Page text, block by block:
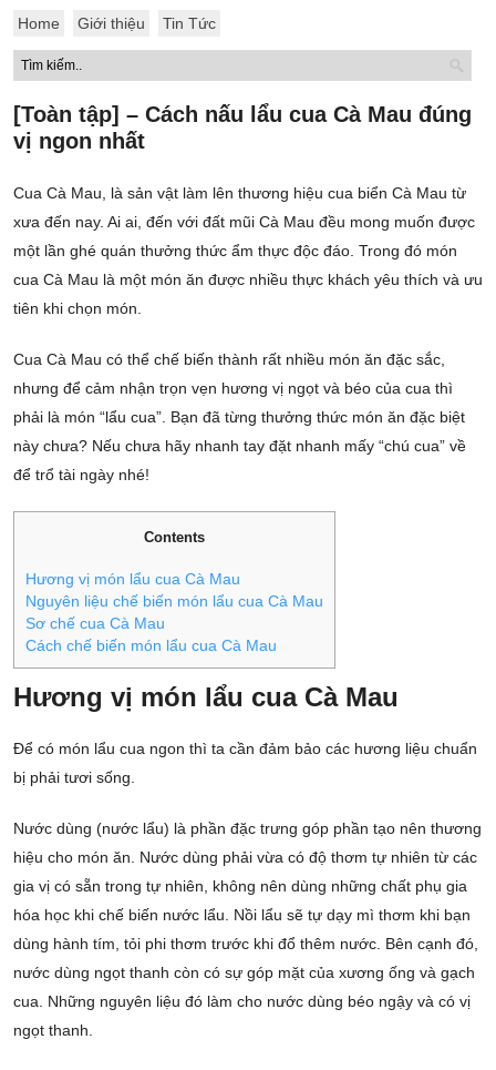
Home Giới thiệu Tin Tức
[Toàn tập] – Cách nấu lẩu cua Cà Mau đúng
vị ngon nhất
Cua Cà Mau, là sản vật làm lên thương hiệu cua biển Cà Mau từ
xưa đến nay. Ai ai, đến với đất mũi Cà Mau đều mong muốn được
một lần ghé quán thưởng thức ẩm thực độc đáo. Trong đó món
cua Cà Mau là một món ăn được nhiều thực khách yêu thích và ưu
tiên khi chọn món.
Cua Cà Mau có thể chế biến thành rất nhiều món ăn đặc sắc,
nhưng để cảm nhận trọn vẹn hương vị ngọt và béo của cua thì
phải là món “lẩu cua”. Bạn đã từng thưởng thức món ăn đặc biệt
này chưa? Nếu chưa hãy nhanh tay đặt nhanh mấy “chú cua” về
để trổ tài ngày nhé!
Contents
Hương vị món lẩu cua Cà Mau
Nguyên liệu chế biến món lẩu cua Cà Mau
Sơ chế cua Cà Mau
Cách chế biến món lẩu cua Cà Mau
Hương vị món lẩu cua Cà Mau
Để có món lẩu cua ngon thì ta cần đảm bảo các hương liệu chuẩn
bị phải tươi sống.
Nước dùng (nước lẩu) là phần đặc trưng góp phần tạo nên thương
hiệu cho món ăn. Nước dùng phải vừa có độ thơm tự nhiên từ các
gia vị có sẵn trong tự nhiên, không nên dùng những chất phụ gia
hóa học khi chế biến nước lẩu. Nồi lẩu sẽ tự dạy mì thơm khi bạn
dùng hành tím, tỏi phi thơm trước khi đổ thêm nước. Bên cạnh đó,
nước dùng ngọt thanh còn có sự góp mặt của xương ống và gạch
cua. Những nguyên liệu đó làm cho nước dùng béo ngậy và có vị
ngọt thanh.